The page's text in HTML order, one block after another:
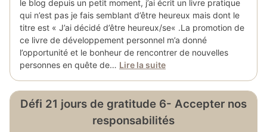
le blog depuis un petit moment, j’ai écrit un livre pratique
qui n’est pas je fais semblant d’être heureux mais dont le
titre est « J’ai décidé d’être heureux/se« .La promotion de
ce livre de développement personnel m’a donné
l’opportunité et le bonheur de rencontrer de nouvelles
personnes en quête de… Lire la suite
Défi 21 jours de gratitude 6- Accepter nos
responsabilités